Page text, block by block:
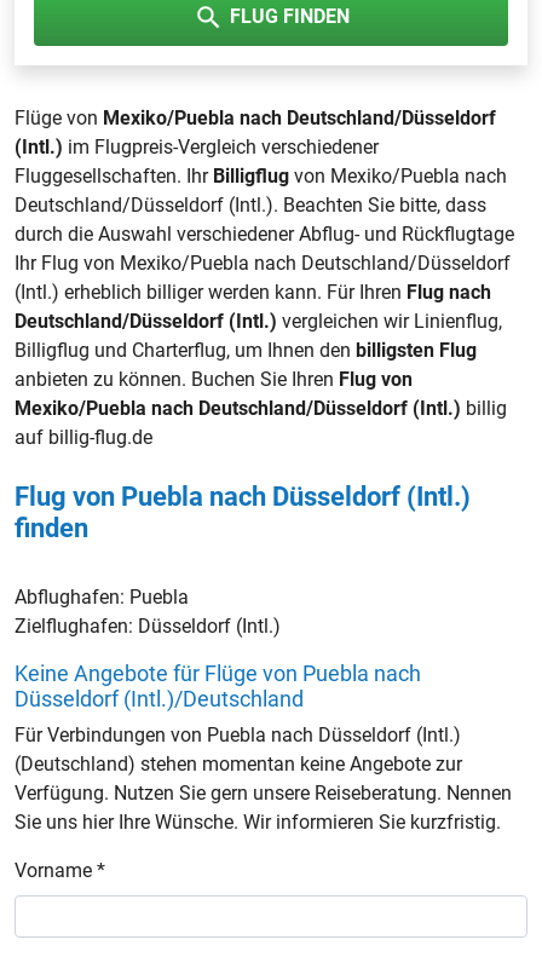
FLUG FINDEN
Flüge von Mexiko/Puebla nach Deutschland/Düsseldorf
(Intl.) im Flugpreis-Vergleich verschiedener
Fluggesellschaften. Ihr Billigflug von Mexiko/Puebla nach
Deutschland/Düsseldorf (Intl.). Beachten Sie bitte, dass
durch die Auswahl verschiedener Abflug- und Rückflugtage
Ihr Flug von Mexiko/Puebla nach Deutschland/Düsseldorf
(Intl.) erheblich billiger werden kann. Für Ihren Flug nach
Deutschland/Düsseldorf (Intl.) vergleichen wir Linienflug,
Billigflug und Charterflug, um Ihnen den billigsten Flug
anbieten zu können. Buchen Sie Ihren Flug von
Mexiko/Puebla nach Deutschland/Düsseldorf (Intl.) billig
auf billig-flug.de
Flug von Puebla nach Düsseldorf (Intl.)
finden
Abflughafen: Puebla
Zielflughafen: Düsseldorf (Intl.)
Keine Angebote für Flüge von Puebla nach
Düsseldorf (Intl.)/Deutschland
Für Verbindungen von Puebla nach Düsseldorf (Intl.)
(Deutschland) stehen momentan keine Angebote zur
Verfügung. Nutzen Sie gern unsere Reiseberatung. Nennen
Sie uns hier Ihre Wünsche. Wir informieren Sie kurzfristig.
Vorname *